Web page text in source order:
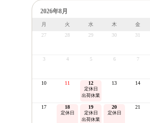
2026年8月
月 火 水 木 金
27
28 29 30 31
3 4 5 6 7
10 11 12
定休日
出荷休業
13 14
17 18
定休日
19
定休日
出荷休業
20
定休日
21